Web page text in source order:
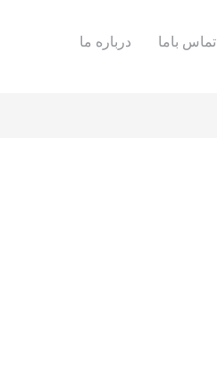
تماس باما درباره ما